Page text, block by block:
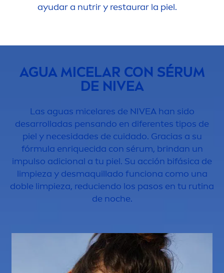
ayudar a nutrir y restaurar la piel.
AGUA MICELAR CON SÉRUM
DE NIVEA
Las aguas micelares de NIVEAhan sido
desarrolladas pensando en diferentes tipos de
piel y necesidades de cuidado. Gracias a su
fórmula enriquecida con sérum, brindan un
impulso adicional a tu piel. Su acción bifásica de
limpieza y desmaquillado funciona como una
doble limpieza, reduciendo los pasos en tu rutina
de noche.